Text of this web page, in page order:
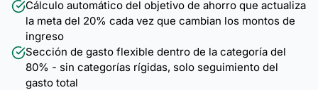
Cálculo automático del objetivo de ahorro que actualiza
la meta del 20% cada vez que cambian los montos de
ingreso
Sección de gasto flexible dentro de la categoría del
80% - sin categorías rígidas, solo seguimiento del
gasto total